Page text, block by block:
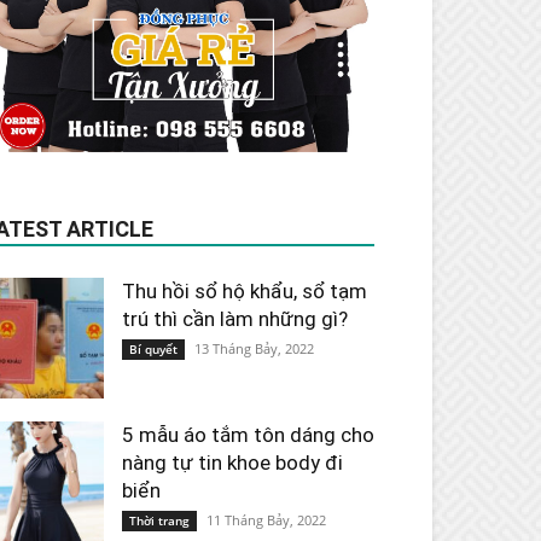
ARTICLE
Thu hồi sổ hộ khẩu, sổ tạm
trú thì cần làm những gì?
Bí quyết 13 Tháng Bảy, 2022
5 mẫu áo tắm tôn dáng cho
nàng tự tin khoe body đi
biển
Thời trang 11 Tháng Bảy, 2022